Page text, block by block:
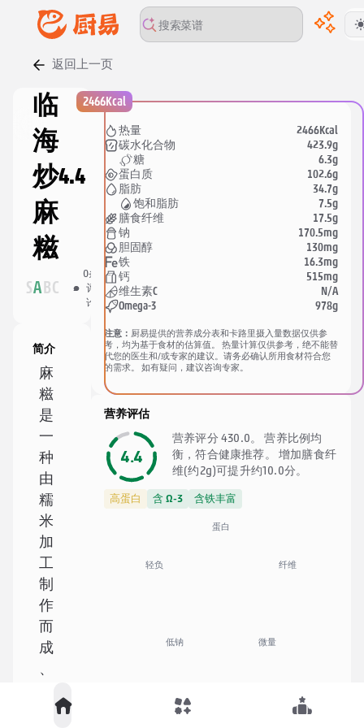
返回上一页
临
海
炒
麻
糍
4.4
SA BC
0条
评
论
0人
收
藏
简介
麻
糍
是
一
种
由
糯
米
加
工
制
作
而
成
、
2466Kcal
热量 2466Kcal
碳水化合物 423.9g
糖 6.3g
蛋白质 102.6g
脂肪 34.7g
饱和脂肪 7.5g
膳食纤维 17.5g
钠 170.5mg
胆固醇 130mg
铁 16.3mg
钙 515mg
维生素C N/A
Omega-3 978g
注意： 厨易提供的营养成分表和卡路里摄入量数据仅供参
考，均为基于食材的估算值。 热量计算仅供参考，绝不能替
代您的医生和/或专家的建议。请务必确认所用食材符合您
的需求。 如有疑问，建议咨询专家。
营养评估
4.4
营养评分 430.0。 营养比例均
衡，符合健康推荐。 增加膳食纤
维(约2g)可提升约10.0分。
高蛋白 含 Ω-3 含铁丰富
蛋白
纤维
微量
低钠
轻负